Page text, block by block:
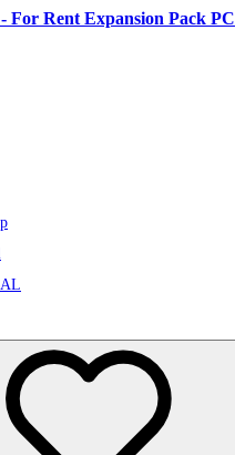
For Rent Expansion Pack PC